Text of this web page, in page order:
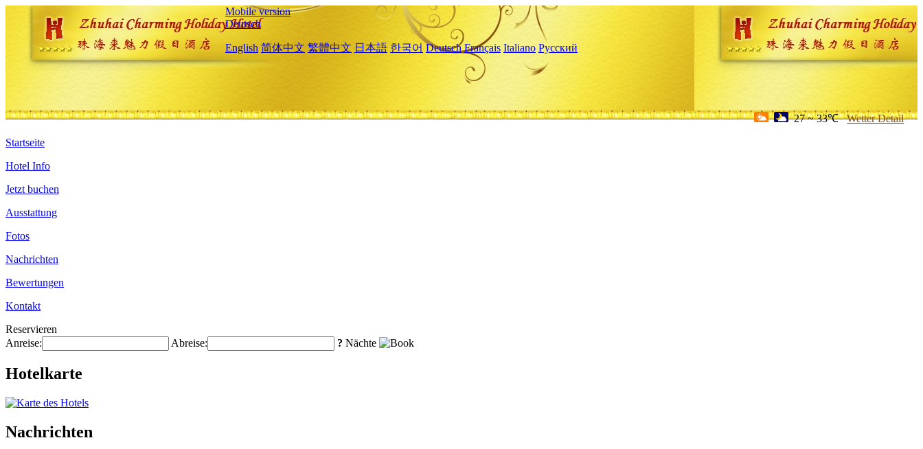
Mobile version
Deutsch
English 简体中文 繁體中文 日本語 한국어 Deutsch Français Italiano Русский
27 ~ 33℃ Wetter Detail
Startseite
Hotel Info
Jetzt buchen
Ausstattung
Fotos
Nachrichten
Bewertungen
Kontakt
Reservieren
Anreise:
Abreise: ? Nächte
Hotelkarte
Nachrichten